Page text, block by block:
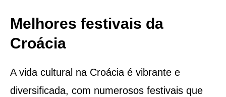
Melhores festivais da
Croácia
A vida cultural na Croácia é vibrante e
diversificada, com numerosos festivais que